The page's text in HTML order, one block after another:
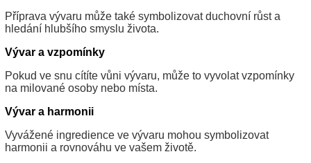
Příprava vývaru může také symbolizovat duchovní růst a
hledání hlubšího smyslu života.
Vývar a vzpomínky
Pokud ve snu cítíte vůni vývaru, může to vyvolat vzpomínky
na milované osoby nebo místa.
Vývar a harmonii
Vyvážené ingredience ve vývaru mohou symbolizovat
harmonii a rovnováhu ve vašem životě.